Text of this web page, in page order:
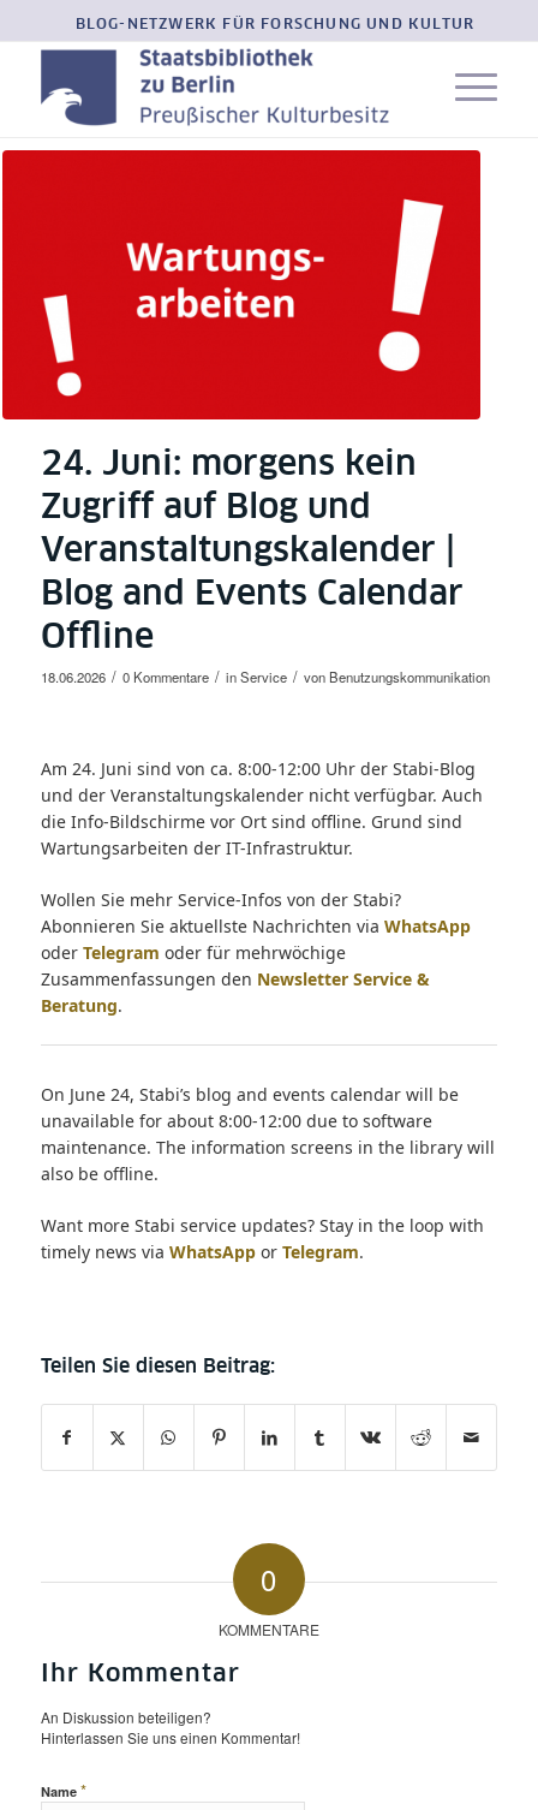
BLOG-NETZWERK FÜR FORSCHUNG UND KULTUR
24. Juni: morgens kein
Zugriff auf Blog und
Veranstaltungskalender |
Blog and Events Calendar
Offline
18.06.2026 / 0 Kommentare / inService / von Benutzungskommunikation
Am 24. Juni sind von ca. 8:00-12:00 Uhr der Stabi-Blog
und der Veranstaltungskalender nicht verfügbar. Auch
die Info-Bildschirme vor Ort sind offline. Grund sind
Wartungsarbeiten der IT-Infrastruktur.
Wollen Sie mehr Service-Infos von der Stabi?
Abonnieren Sie aktuellste Nachrichten via WhatsApp
oder Telegram oder für mehrwöchige
Zusammenfassungen den Newsletter Service &
Beratung.
On June 24, Stabi’s blog and events calendar will be
unavailable for about 8:00-12:00 due to software
maintenance. The information screens in the library will
also be offline.
Want more Stabi service updates? Stay in the loop with
timely news via WhatsAppor Telegram.
0
KOMMENTARE
Ihr Kommentar
An Diskussion beteiligen?
Hinterlassen Sie uns einen Kommentar!
Name *